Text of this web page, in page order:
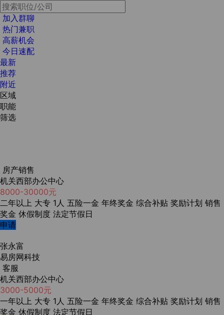
加入群聊
热门兼职
高薪机会
今日速配
最新
推荐
附近
区域
职能
筛选
房产销售
机关西部办公中心
8000-30000元
二年以上 大专 1人 五险一金 年终奖金 综合补贴 奖励计划 销售
奖金 休假制度 法定节假日
申请
张永富
易房网科技
客服
机关西部办公中心
3000-5000元
一年以上 大专 1人 五险一金 年终奖金 综合补贴 奖励计划 销售
奖金 休假制度 法定节假日